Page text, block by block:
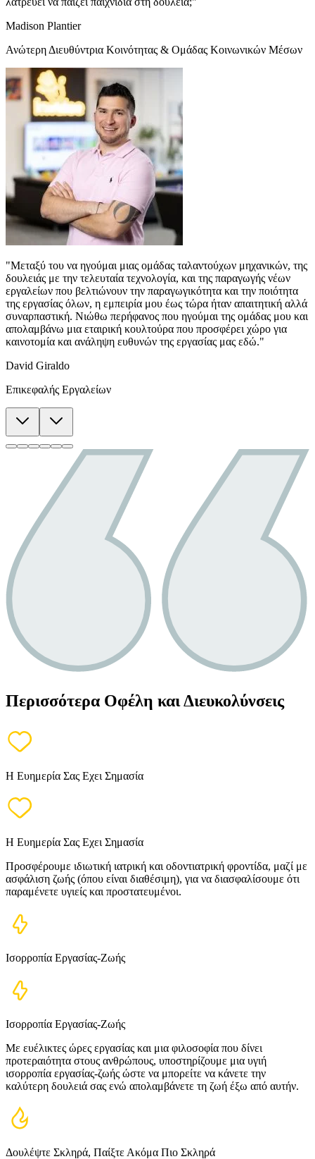
Madison Plantier
Ανώτερη Διευθύντρια Κοινότητας & Ομάδας Κοινωνικών Μέσων
"Μεταξύ του να ηγούμαι μιας ομάδας ταλαντούχων μηχανικών, της
δουλειάς με την τελευταία τεχνολογία, και της παραγωγής νέων
εργαλείων που βελτιώνουν την παραγωγικότητα και την ποιότητα
της εργασίας όλων, η εμπειρία μου έως τώρα ήταν απαιτητική αλλά
συναρπαστική. Νιώθω περήφανος που ηγούμαι της ομάδας μου και
απολαμβάνω μια εταιρική κουλτούρα που προσφέρει χώρο για
καινοτομία και ανάληψη ευθυνών της εργασίας μας εδώ."
David Giraldo
Επικεφαλής Εργαλείων
Περισσότερα Οφέλη και Διευκολύνσεις
Η Ευημερία Σας Εχει Σημασία
Η Ευημερία Σας Εχει Σημασία
Προσφέρουμε ιδιωτική ιατρική και οδοντιατρική φροντίδα, μαζί με
ασφάλιση ζωής (όπου είναι διαθέσιμη), για να διασφαλίσουμε ότι
παραμένετε υγιείς και προστατευμένοι.
Ισορροπία Εργασίας-Ζωής
Ισορροπία Εργασίας-Ζωής
Με ευέλικτες ώρες εργασίας και μια φιλοσοφία που δίνει
προτεραιότητα στους ανθρώπους, υποστηρίζουμε μια υγιή
ισορροπία εργασίας-ζωής ώστε να μπορείτε να κάνετε την
καλύτερη δουλειά σας ενώ απολαμβάνετε τη ζωή έξω από αυτήν.
Δουλέψτε Σκληρά, Παίξτε Ακόμα Πιο Σκληρά